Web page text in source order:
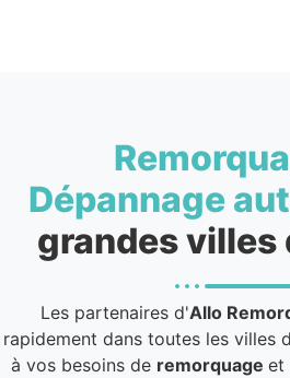
Dépannage
grandes villes
Les partenaires d'Allo
rapidement dans toutes les villes
à vos besoins de remorquage et